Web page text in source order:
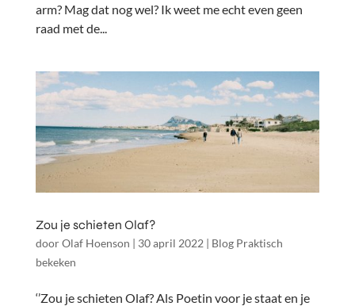
arm? Mag dat nog wel? Ik weet me echt even geen
raad met de...
Zou je schieten Olaf?
doorOlaf Hoenson | 30 april 2022 | Blog Praktisch
bekeken
‘’Zou je schieten Olaf? Als Poetin voor je staat en je